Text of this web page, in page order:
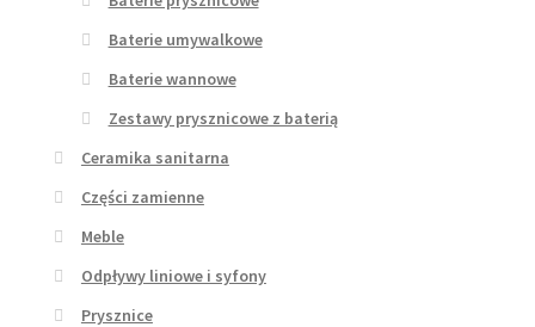
Baterie umywalkowe
Baterie wannowe
Zestawy prysznicowe z baterią
Ceramika sanitarna
Części zamienne
Meble
Odpływy liniowe i syfony
Prysznice